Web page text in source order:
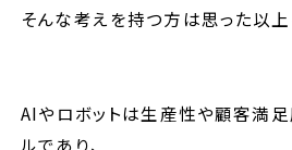
そんな考えを持つ方は思った以上
AIやロボットは生産性や顧客満
ルであり、